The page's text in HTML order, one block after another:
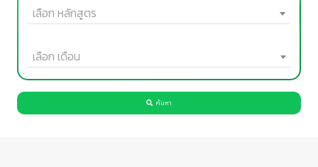
เลือก หลักสูตร
เลือก เดือน
ค้นหา